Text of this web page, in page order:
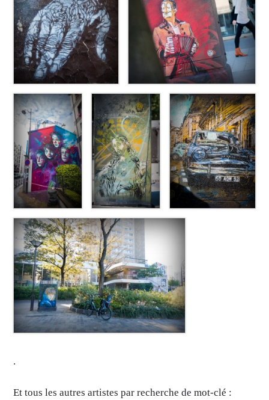
.
Et tous les autres artistes par recherche de mot-clé :